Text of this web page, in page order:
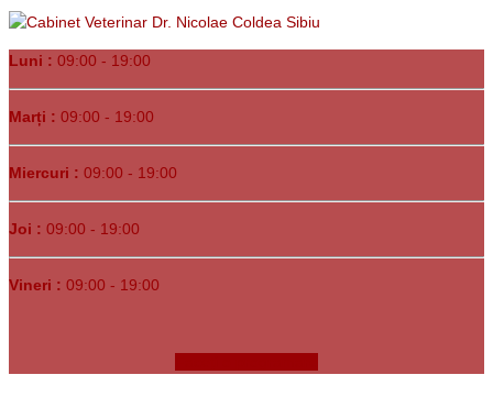
Luni : 09:00 - 19:00
Marți : 09:00 - 19:00
Miercuri : 09:00 - 19:00
Joi : 09:00 - 19:00
Vineri : 09:00 - 19:00